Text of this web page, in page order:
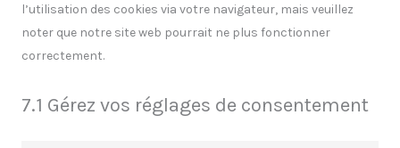
l’utilisation des cookies via votre navigateur, mais veuillez
noter que notre site web pourrait ne plus fonctionner
correctement.
7.1 Gérez vos réglages de consentement